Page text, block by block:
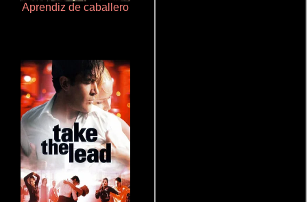
Aprendiz de caballero